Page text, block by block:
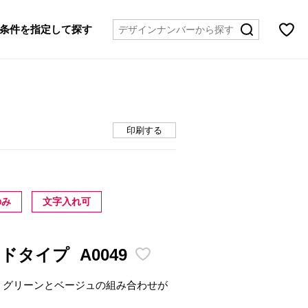
条件を指定して探す
印刷する
文字入れ可
タイプ A0049
リーンとベージュの組み合わせが